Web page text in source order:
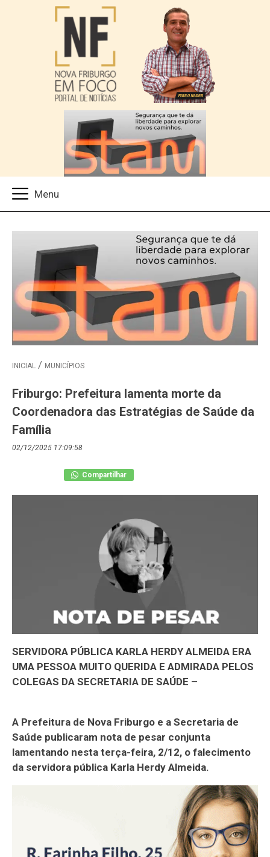
INICIAL MUNICÍPIOS
Friburgo: Prefeitura lamenta morte da
Coordenadora das Estratégias de Saúde da
Família
02/12/2025 17:09:58
Compartilhar
SERVIDORA PÚBLICA KARLA HERDY ALMEIDA ERA
UMA PESSOA MUITO QUERIDA E ADMIRADA PELOS
COLEGAS DA SECRETARIA DE SAÚDE –
A Prefeitura de Nova Friburgo e a Secretaria de
Saúde publicaram nota de pesar conjunta
lamentando nesta terça-feira, 2/12, o falecimento
da servidora pública Karla Herdy Almeida.